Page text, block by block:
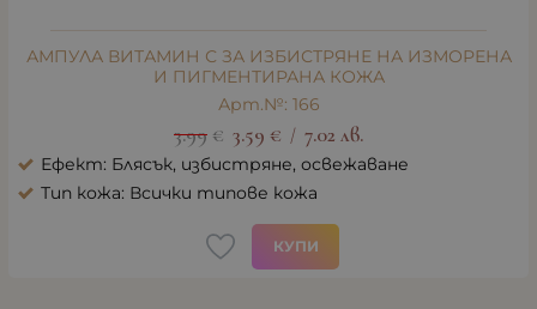
АМПУЛА ВИТАМИН С ЗА ИЗБИСТРЯНЕ НА ИЗМОРЕНА
И ПИГМЕНТИРАНА КОЖА
Арт.№: 166
3.99 € 3.59 € / 7.02 лв.
Ефект: Блясък, избистряне, освежаване
Тип кожа: Всички типове кожа
КУПИ